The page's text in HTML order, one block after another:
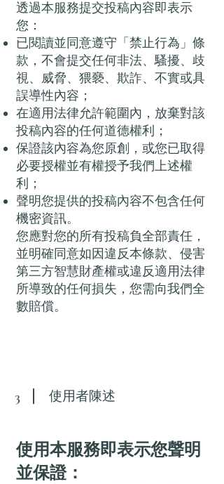
透過本服務提交投稿內容即表示
您：
已閱讀並同意遵守「禁止行為」條
款，不會提交任何非法、騷擾、歧
視、威脅、猥褻、欺詐、不實或具
誤導性內容；
在適用法律允許範圍內，放棄對該
投稿內容的任何道德權利；
保證該內容為您原創，或您已取得
必要授權並有權授予我們上述權
利；
聲明您提供的投稿內容不包含任何
機密資訊。
您應對您的所有投稿負全部責任，
並明確同意如因違反本條款、侵害
第三方智慧財產權或違反適用法律
所導致的任何損失，您需向我們全
數賠償。
3 使用者陳述
使用本服務即表示您聲明
並保證：